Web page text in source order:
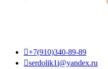
+7(910)340-89-89
serdolik1i@yandex.ru